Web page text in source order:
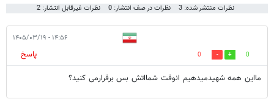
نظرات منتشر شده: 3 نظرات در صف انتشار: 0 نظرات غیرقابل انتشار: 2
۱۴:۵۶ - ۱۴۰۵/۰۳/۱۹
0
0
پاسخ
مااین همه شهیدمیدهیم انوقت شمااتش بس برقرارمی کنید؟